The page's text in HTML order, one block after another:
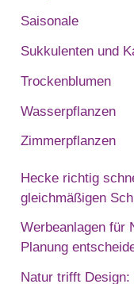
Saisonale
Sukkulenten und
Trockenblumen
Wasserpflanzen
Zimmerpflanzen
Hecke richtig
gleichmäßigen
Werbeanlagen für
Planung
Natur trifft